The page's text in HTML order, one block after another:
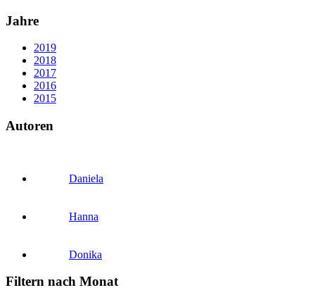
Jahre
2019
2018
2017
2016
2015
Autoren
Daniela
Hanna
Donika
Filtern nach Monat